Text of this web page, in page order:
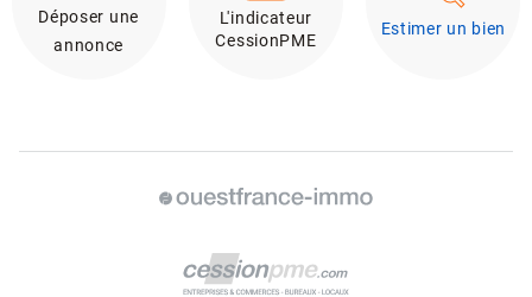
Déposer une
annonce
L'indicateur
CessionPME
Estimer un bien